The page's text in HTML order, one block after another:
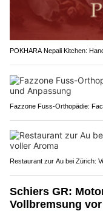
POKHARA Nepali Kitchen:
Fazzone Fuss-Orthopädie:
Restaurant zur Au bei Zürich:
Schiers GR:
Vollbremsung